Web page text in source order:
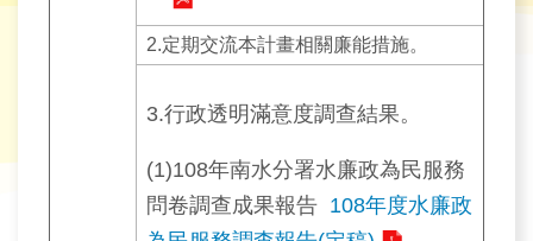
2.定期交流本計畫相關廉能措施。
3.行政透明滿意度調查結果。
(1)108年南水分署水廉政為民服務
問卷調查成果報告 108年度水廉政